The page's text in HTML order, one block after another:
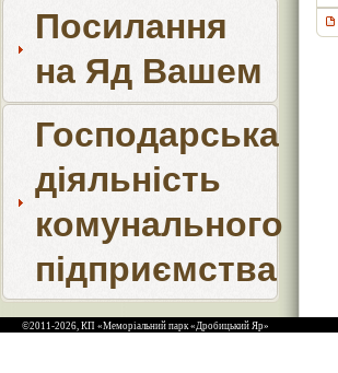
Посилання
на Яд Вашем
Господарська
діяльність
комунального
підприємства
©2011-2026, КП «Меморіальний парк «Дробицький Яр»